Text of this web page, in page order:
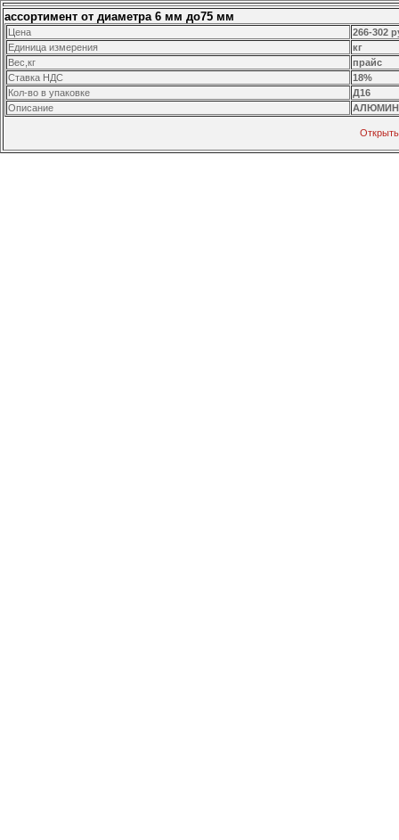
ассортимент от диаметра 6 мм до75 мм
Цена
266-302
Единица измерения
кг
Вес,кг
прайс
Ставка НДС
18%
Кол-во в упаковке
Д16
Описание